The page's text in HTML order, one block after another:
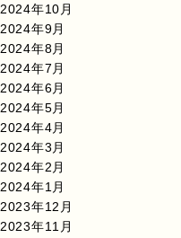
2024年10月
2024年9月
2024年8月
2024年7月
2024年6月
2024年5月
2024年4月
2024年3月
2024年2月
2024年1月
2023年12月
2023年11月